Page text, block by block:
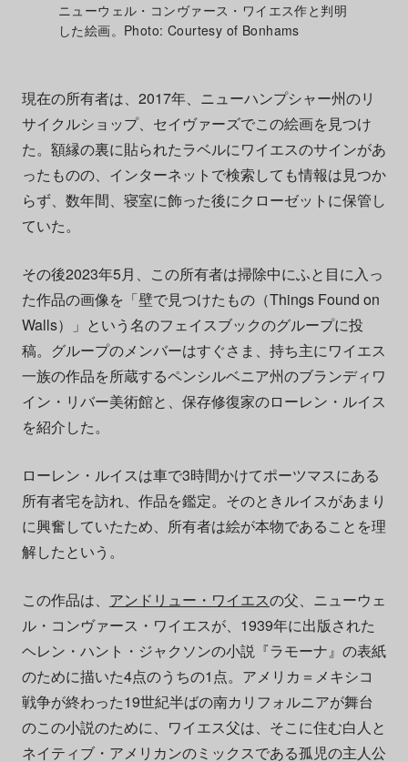
ニューウェル・コンヴァース・ワイエス作と判明
した絵画。Photo: Courtesy of Bonhams
現在の所有者は、2017年、ニューハンプシャー州のリ
サイクルショップ、セイヴァーズでこの絵画を見つけ
た。額縁の裏に貼られたラベルにワイエスのサインがあ
ったものの、インターネットで検索しても情報は見つか
らず、数年間、寝室に飾った後にクローゼットに保管し
ていた。
その後2023年5月、この所有者は掃除中にふと目に入っ
た作品の画像を「壁で見つけたもの（Things Found on
Walls）」という名のフェイスブックのグループに投
稿。グループのメンバーはすぐさま、持ち主にワイエス
一族の作品を所蔵するペンシルベニア州のブランディワ
イン・リバー美術館と、保存修復家のローレン・ルイス
を紹介した。
ローレン・ルイスは車で3時間かけてポーツマスにある
所有者宅を訪れ、作品を鑑定。そのときルイスがあまり
に興奮していたため、所有者は絵が本物であることを理
解したという。
この作品は、 アンドリュー・ワイエスの父、ニューウェ
ル・コンヴァース・ワイエスが、1939年に出版された
ヘレン・ハント・ジャクソンの小説『ラモーナ』の表紙
のために描いた4点のうちの1点。アメリカ＝メキシコ
戦争が終わった19世紀半ばの南カリフォルニアが舞台
のこの小説のために、ワイエス父は、そこに住む白人と
ネイティブ・アメリカンのミックスである孤児の主人公